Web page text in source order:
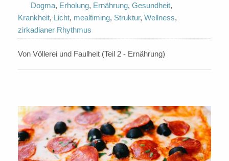
Dogma, Erholung, Ernährung, Gesundheit,
Krankheit, Licht, mealtiming, Struktur, Wellness,
zirkadianer Rhythmus
Von Völlerei und Faulheit (Teil 2 - Ernährung)